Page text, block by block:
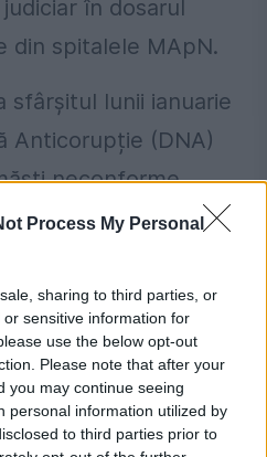
Process My Personal
sharing to third parties, or
sensitive information for
use the below opt-out
Please note that after your
you may continue seeing
personal information utilized by
to third parties prior to
în dosarul
din spitalele MApN.
lunii ianuarie
Anticorupție (DNA)
neconforme
îmbogățirea unor
unor companii
se impune o
care să clarifice